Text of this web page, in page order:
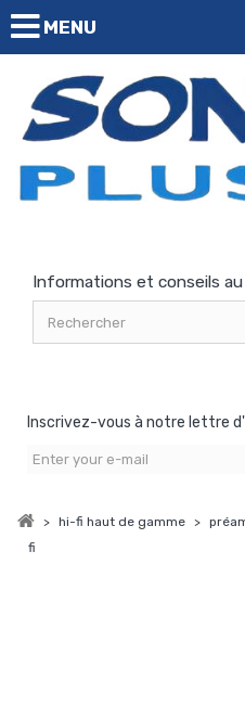
MENU
Informations et conseils au
Inscrivez-vous à notre lettre
> hi-fi haut de gamme >
fi